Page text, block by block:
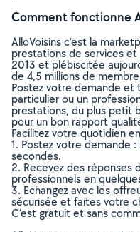
Comment fonctionne
AlloVoisins c’est la
prestations de services
2013 et plébiscitée
de 4,5 millions de
Postez votre demande et
particulier ou un
prestations, du plus petit
pour un bon rapport
Facilitez votre quotidien
1. Postez votre demande
secondes.
2. Recevez des réponses
professionnels en
3. Echangez avec les
sécurisée et faites votre
C’est gratuit et sans